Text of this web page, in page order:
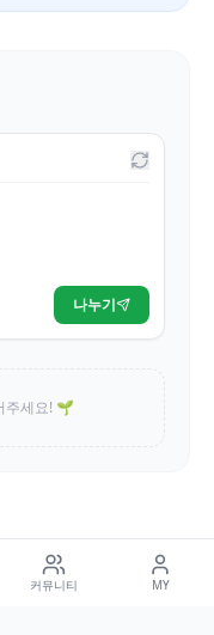
나누기
주세요! 🌱
커뮤니티 MY